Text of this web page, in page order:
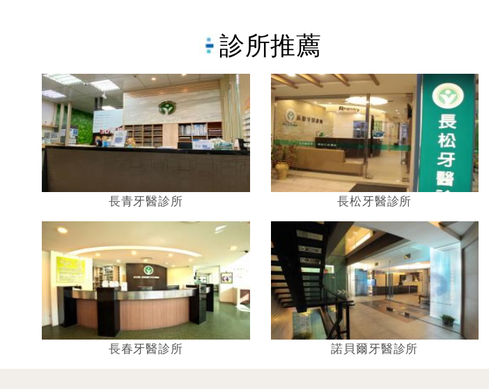
括：隱形矯正, DSD數位微笑設計、雷射牙
等，專業統合的口腔照顧，最專業的家庭牙
醫，與您一起守護全家人的口腔健康。
診所推薦
長青牙醫診所 長松牙醫診所
長春牙醫診所 諾貝爾牙醫診所